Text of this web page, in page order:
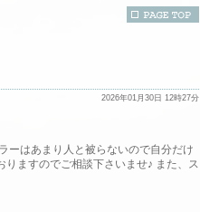
2026年01月30日 12時27分
ーはあまり人と被らないので自分だけ
ますのでご相談下さいませ♪ また、ス